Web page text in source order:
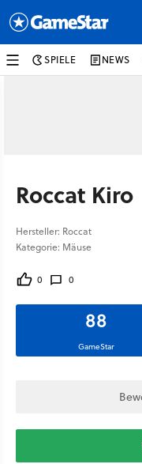
SPIELE NEWS
Roccat Kiro
Hersteller: Roccat
Kategorie: Mäuse
0 0
88
GameStar